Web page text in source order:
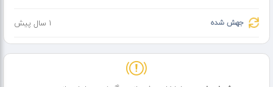
نیست!
???? فقط برای:
???? متخصصان امنیت
???? علاقه‌مندان جدی IT
جهش شده 1 سال پیش